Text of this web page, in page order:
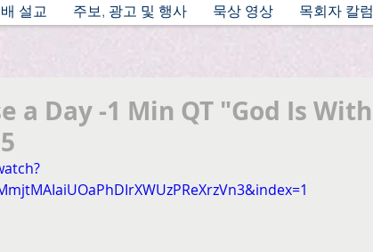
설교 주보, 광고 및 행사 묵상 영상 목회자 칼럼
a Day -1 Min QT "God Is With